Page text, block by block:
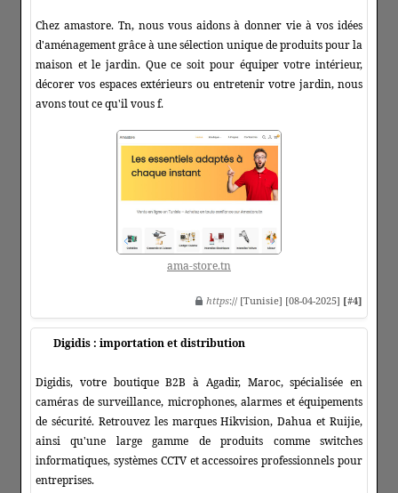
Chez amastore. Tn, nous vous aidons à donner vie à vos idées
d'aménagement grâce à une sélection unique de produits pour la
maison et le jardin. Que ce soit pour équiper votre intérieur,
décorer vos espaces extérieurs ou entretenir votre jardin, nous
avons tout ce qu'il vous f.
ama-store.tn
https:// [Tunisie] [08-04-2025] [#4]
Digidis : importation et distribution
Digidis, votre boutique B2B à Agadir, Maroc, spécialisée en
caméras de surveillance, microphones, alarmes et équipements
de sécurité. Retrouvez les marques Hikvision, Dahua et Ruijie,
ainsi qu'une large gamme de produits comme switches
informatiques, systèmes CCTV et accessoires professionnels pour
entreprises.